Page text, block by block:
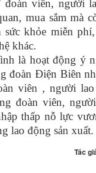
đoàn viên, người
mua sắm mà
sức khỏe miễn
khác.
hoạt động ý
đoàn Điện Biên
viên , người
đoàn viên,
thấp nỗ lực
lao động sản xuất.
Tác